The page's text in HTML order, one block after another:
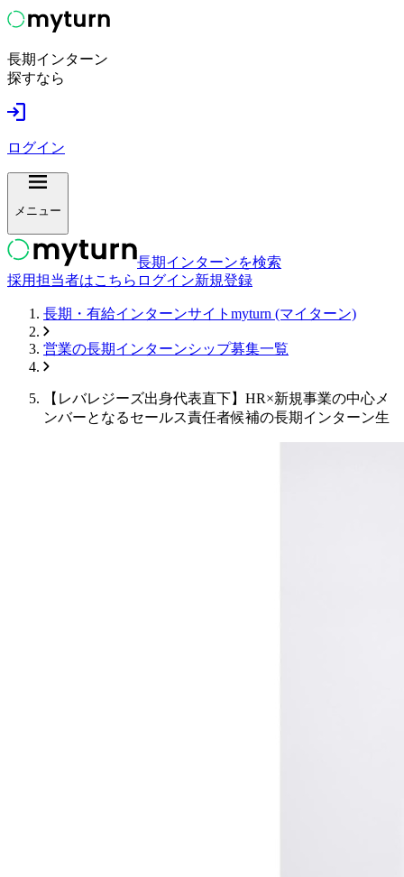
長期インターン
探すなら
ログイン
メニュー
長期インターンを検索
採用担当者はこちら ログイン新規登録
長期・有給インターンサイトmyturn (マイターン)
営業の長期インターンシップ募集一覧
【レバレジーズ出身代表直下】HR×新規事業の中心メ
ンバーとなるセールス責任者候補の長期インターン生